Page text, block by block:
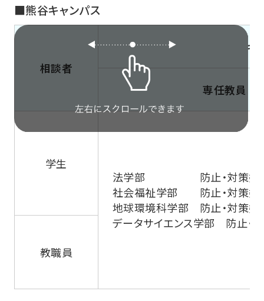
■熊谷キャンパス
相談者
キ
専任教員
学生
法学部 防止・対策委
社会福祉学部 防止・対策委
地球環境科学部 防止・対策委
データサイエンス学部 防止・
教職員